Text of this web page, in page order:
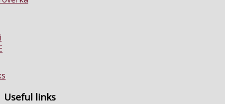
Useful links